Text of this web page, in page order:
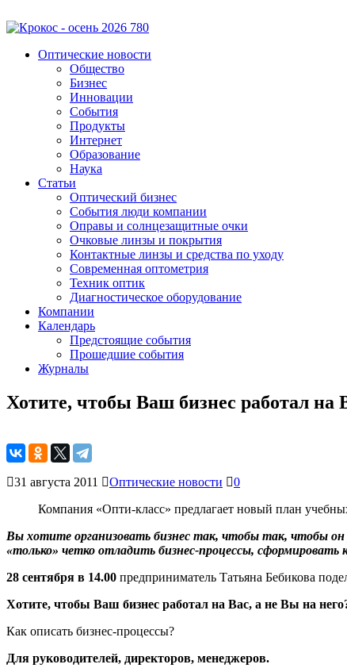
Оптические новости
Общество
Бизнес
Инновации
События
Продукты
Интернет
Образование
Наука
Статьи
Оптический бизнес
События люди компании
Оправы и солнцезащитные очки
Очковые линзы и покрытия
Контактные линзы и средства по уходу
Современная оптометрия
Техник оптик
Диагностическое оборудование
Компании
Календарь
Предстоящие события
Прошедшие события
Журналы
Хотите, чтобы Ваш бизнес работал на
31 августа 2011 Оптические новости
0
Компания «Опти-класс» предлагает новый план
Вы хотите организовать бизнес так, чтобы так, чтобы он
«только» четко отладить бизнес-процессы,
28 сентября в 14.00 предприниматель Татьяна Бебикова
Хотите, чтобы Ваш бизнес работал на Вас, а не Вы на
Как описать бизнес-процессы?
Для руководителей, директоров, менеджеров.